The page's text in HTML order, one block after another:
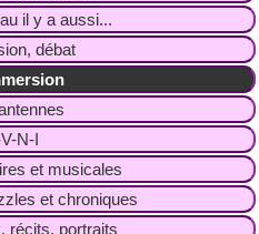
il y a aussi...
débat
N-I
et musicales
et chroniques
récits, portraits